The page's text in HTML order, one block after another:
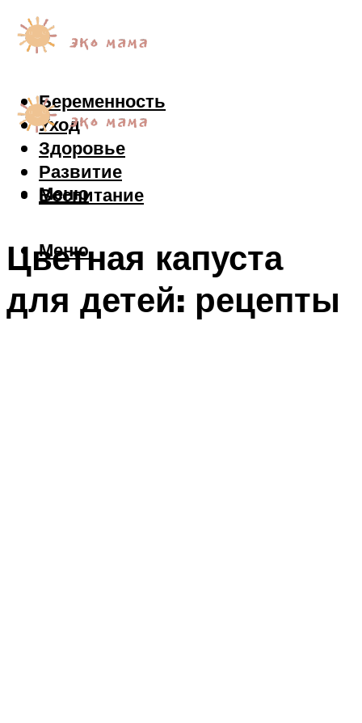
Беременность
Уход
Здоровье
Развитие
Воспитание
Меню
Меню
Цветная капуста
для детей: рецепты